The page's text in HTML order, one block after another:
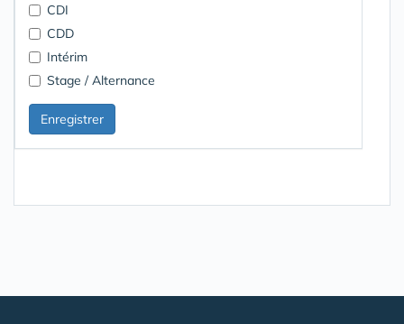
CDI
CDD
Intérim
Stage / Alternance